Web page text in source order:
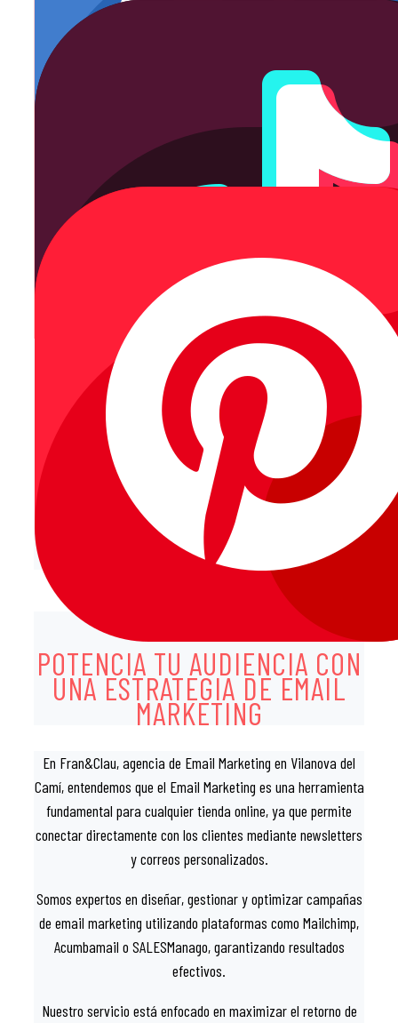
Saber más
AGENCIA EMAIL
MARKETING EN
VILANOVA DEL
CAMÍ
POTENCIA TU AUDIENCIA CON
UNA ESTRATEGIA DE EMAIL
MARKETING
En Fran&Clau, agencia de Email Marketing en Vilanova del
Camí, entendemos que el Email Marketing es una herramienta
fundamental para cualquier tienda online, ya que permite
conectar directamente con los clientes mediante newsletters
y correos personalizados.
Somos expertos en diseñar, gestionar y optimizar campañas
de email marketing utilizando plataformas como Mailchimp,
Acumbamail o SALESManago, garantizando resultados
efectivos.
Nuestro servicio está enfocado en maximizar el retorno de